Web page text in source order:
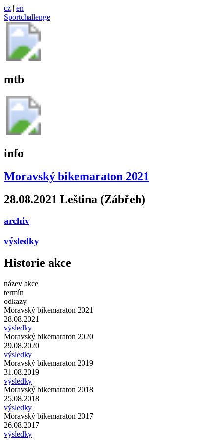
cz | en
Sportchallenge
mtb
info
Moravský bikemaraton 2021
28.08.2021 Leština (Zábřeh)
archiv
výsledky
Historie akce
název akce
termín
odkazy
Moravský bikemaraton 2021
28.08.2021
výsledky
Moravský bikemaraton 2020
29.08.2020
výsledky
Moravský bikemaraton 2019
31.08.2019
výsledky
Moravský bikemaraton 2018
25.08.2018
výsledky
Moravský bikemaraton 2017
26.08.2017
výsledky